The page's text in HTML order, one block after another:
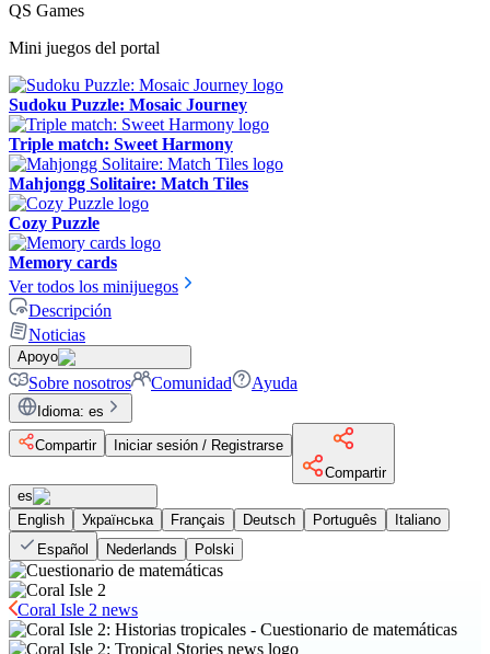
QS Games
Mini juegos del portal
Sudoku Puzzle: Mosaic Journey
Triple match: Sweet Harmony
Mahjongg Solitaire: Match Tiles
Cozy Puzzle
Memory cards
Ver todos los minijuegos
Descripción
Noticias
Apoyo
Sobre nosotros Comunidad Ayuda
Idioma: es
Compartir
Iniciar sesión / Registrarse
Compartir
es
English
Українська Français Deutsch Português
Italiano
Español
Nederlands Polski
Coral Isle 2 news